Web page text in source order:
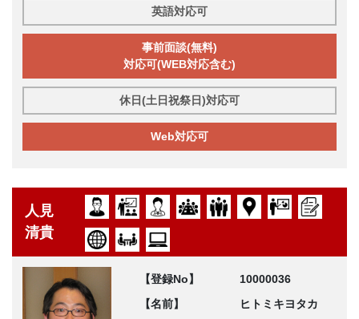
英語対応可
事前面談(無料)
対応可(WEB対応含む)
休日(土日祝祭日)対応可
Web対応可
人見
清貴
【登録No】
10000036
【名前】
ヒトミキヨタカ